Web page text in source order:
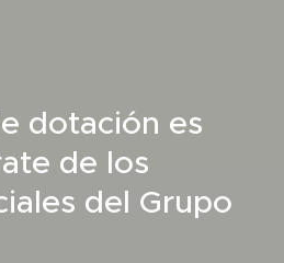
dotación es
de los
del Grupo